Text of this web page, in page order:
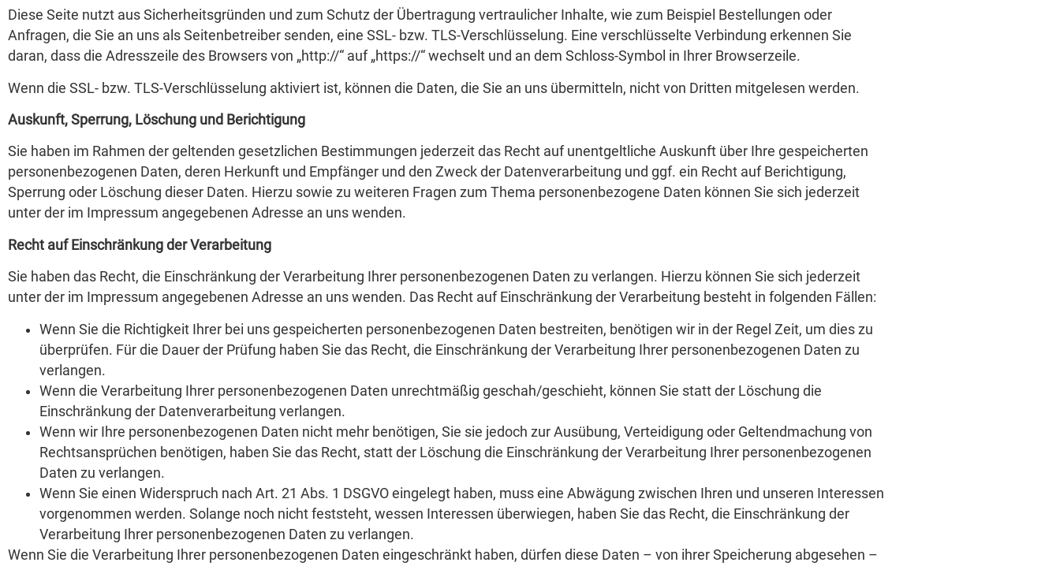
Diese Seite nutzt aus Sicherheitsgründen und zum Schutz der Übertragung vertraulicher Inhalte, wie zum Beispiel Bestellungen oder
Anfragen, die Sie an uns als Seitenbetreiber senden, eine SSL- bzw. TLS-Verschlüsselung. Eine verschlüsselte Verbindung erkennen Sie
daran, dass die Adresszeile des Browsers von „http://“ auf „https://“ wechselt und an dem Schloss-Symbol in Ihrer Browserzeile.
Wenn die SSL- bzw. TLS-Verschlüsselung aktiviert ist, können die Daten, die Sie an uns übermitteln, nicht von Dritten mitgelesen werden.
Auskunft, Sperrung, Löschung und Berichtigung
Sie haben im Rahmen der geltenden gesetzlichen Bestimmungen jederzeit das Recht auf unentgeltliche Auskunft über Ihre gespeicherten
personenbezogenen Daten, deren Herkunft und Empfänger und den Zweck der Datenverarbeitung und ggf. ein Recht auf Berichtigung,
Sperrung oder Löschung dieser Daten. Hierzu sowie zu weiteren Fragen zum Thema personenbezogene Daten können Sie sich jederzeit
unter der im Impressum angegebenen Adresse an uns wenden.
Recht auf Einschränkung der Verarbeitung
Sie haben das Recht, die Einschränkung der Verarbeitung Ihrer personenbezogenen Daten zu verlangen. Hierzu können Sie sich jederzeit
unter der im Impressum angegebenen Adresse an uns wenden. Das Recht auf Einschränkung der Verarbeitung besteht in folgenden Fällen:
Wenn Sie die Richtigkeit Ihrer bei uns gespeicherten personenbezogenen Daten bestreiten, benötigen wir in der Regel Zeit, um dies zu
überprüfen. Für die Dauer der Prüfung haben Sie das Recht, die Einschränkung der Verarbeitung Ihrer personenbezogenen Daten zu
verlangen.
Wenn die Verarbeitung Ihrer personenbezogenen Daten unrechtmäßig geschah/geschieht, können Sie statt der Löschung die
Einschränkung der Datenverarbeitung verlangen.
Wenn wir Ihre personenbezogenen Daten nicht mehr benötigen, Sie sie jedoch zur Ausübung, Verteidigung oder Geltendmachung von
Rechtsansprüchen benötigen, haben Sie das Recht, statt der Löschung die Einschränkung der Verarbeitung Ihrer personenbezogenen
Daten zu verlangen.
Wenn Sie einen Widerspruch nach Art. 21 Abs. 1 DSGVO eingelegt haben, muss eine Abwägung zwischen Ihren und unseren Interessen
vorgenommen werden. Solange noch nicht feststeht, wessen Interessen überwiegen, haben Sie das Recht, die Einschränkung der
Verarbeitung Ihrer personenbezogenen Daten zu verlangen.
Wenn Sie die Verarbeitung Ihrer personenbezogenen Daten eingeschränkt haben, dürfen diese Daten – von ihrer Speicherung abgesehen –